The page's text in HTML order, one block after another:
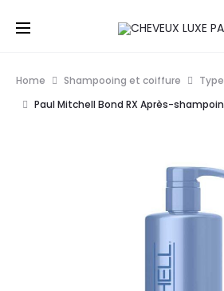
Home Shampooing et coiffure
Paul Mitchell Bond RX Après-